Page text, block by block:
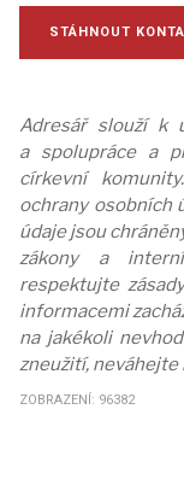
STÁHNOUT
Adresář slouží k
a spolupráce a
církevní
ochrany osobních
údaje jsou
zákony a
respektujte
informacemi
na jakékoli
zneužití,
ZOBRAZENÍ: 96382